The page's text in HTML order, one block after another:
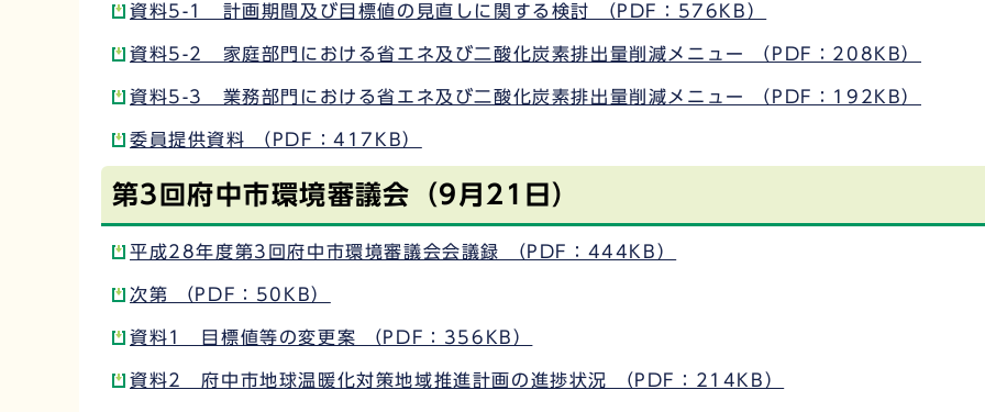
資料5-1 計画期間及び目標値の見直しに関する検討 （PDF：576KB）
資料5-2 家庭部門における省エネ及び二酸化炭素排出量削減メニュー （PDF：208KB）
資料5-3 業務部門における省エネ及び二酸化炭素排出量削減メニュー （PDF：192KB）
委員提供資料 （PDF：417KB）
第3回府中市環境審議会（9月21日）
平成28年度第3回府中市環境審議会会議録 （PDF：444KB）
次第 （PDF：50KB）
資料1 目標値等の変更案 （PDF：356KB）
資料2 府中市地球温暖化対策地域推進計画の進捗状況 （PDF：214KB）